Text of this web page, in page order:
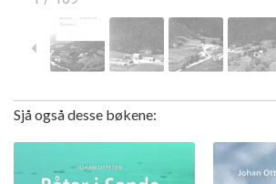
Sjå også desse bøkene: